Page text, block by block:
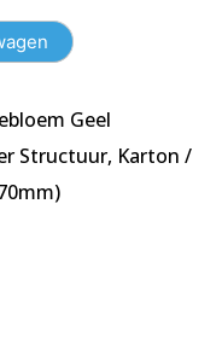
Geel
Structuur, Karton /